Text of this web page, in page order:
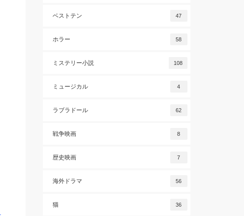
ベストテン 47
ホラー 58
ミステリー小説 108
ミュージカル 4
ラブラドール 62
戦争映画 8
歴史映画 7
海外ドラマ 56
猫 36